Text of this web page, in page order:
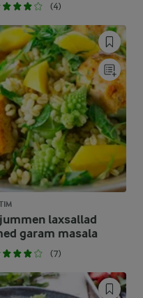
(4)
laxsallad
garam masala
(7)